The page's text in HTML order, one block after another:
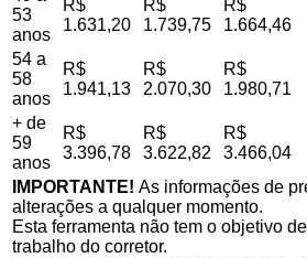
53
anos
R$
1.631,20
R$
1.739,75
R$
1.664,46
54 a
58
anos
R$
1.941,13
R$
2.070,30
R$
1.980,71
+ de
59
anos
R$
3.396,78
R$
3.622,82
R$
3.466,04
IMPORTANTE! As informações de
alterações a qualquer momento.
Esta ferramenta não tem o objetivo
trabalho do corretor.